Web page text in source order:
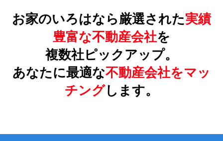
お家のいろはなら厳選された実績
豊富な不動産会社を
複数社ピックアップ。
あなたに最適な不動産会社をマッ
チングします。